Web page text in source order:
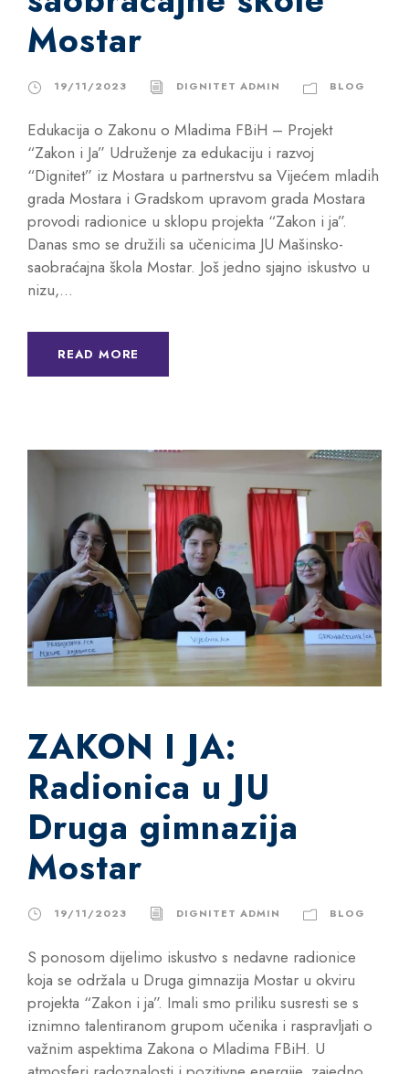
Mostar
19/11/2023 DIGNITET ADMIN BLOG
Edukacija o Zakonu o Mladima FBiH – Projekt
“Zakon i Ja” Udruženje za edukaciju i razvoj
“Dignitet” iz Mostara u partnerstvu sa Vijećem mladih
grada Mostara i Gradskom upravom grada Mostara
provodi radionice u sklopu projekta “Zakon i ja”.
Danas smo se družili sa učenicima JU Mašinsko-
saobraćajna škola Mostar. Još jedno sjajno iskustvo u
nizu,...
READ MORE
ZAKON I JA:
Radionica u JU
Druga gimnazija
Mostar
19/11/2023 DIGNITET ADMIN BLOG
S ponosom dijelimo iskustvo s nedavne radionice
koja se održala u Druga gimnazija Mostar u okviru
projekta “Zakon i ja”. Imali smo priliku susresti se s
iznimno talentiranom grupom učenika i raspravljati o
važnim aspektima Zakona o Mladima FBiH. U